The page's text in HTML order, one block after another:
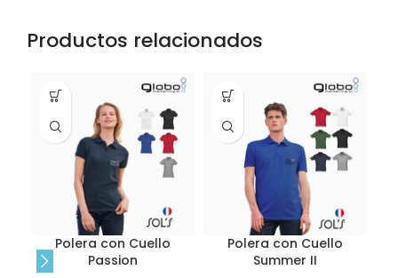
Productos relacionados
Polera con Cuello
Passion
Polera con Cuello
Summer II